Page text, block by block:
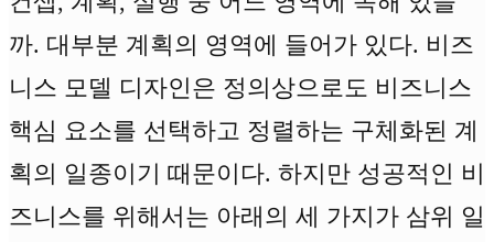
까. 대부분 계획의 영역에 들어가 있다. 비즈
니스 모델 디자인은 정의상으로도 비즈니스
핵심 요소를 선택하고 정렬하는 구체화된 계
획의 일종이기 때문이다. 하지만 성공적인 비
즈니스를 위해서는 아래의 세 가지가 삼위 일